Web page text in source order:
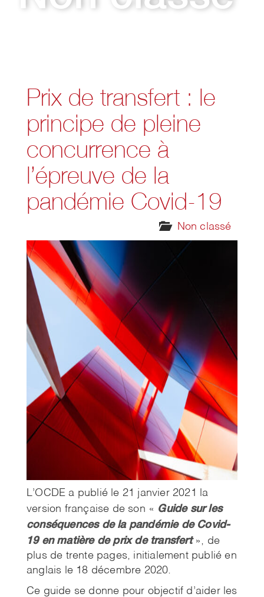
Prix de transfert : le
principe de pleine
concurrence à
l’épreuve de la
pandémie Covid-19
Non classé
L’OCDE a publié le 21 janvier 2021 la
version française de son « Guide sur les
conséquences de la pandémie de Covid-
19 en matière de prix de transfert», de
plus de trente pages, initialement publié en
anglais le 18 décembre 2020.
Ce guide se donne pour objectif d’aider les